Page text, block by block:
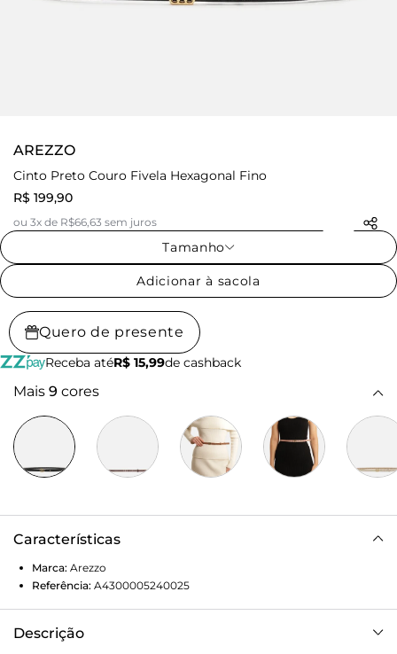
AREZZO
Cinto Preto Couro Fivela Hexagonal Fino
R$ 199,90
ou 3x de R$66,63 sem juros
Tamanho
Adicionar à sacola
Quero de presente
Receba atéR$ 15,99de cashback
Mais 9 cores
Características
Marca: Arezzo
Referência: A4300005240025
Descrição